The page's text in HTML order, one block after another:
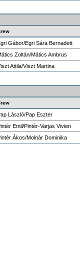
Gábor/Egri Sára Bernadett
Zoltán/Mátics Ambrus
Attila/Viszt Martina
László/Pap Eszter
Emil/Pintér-Varjas Vivien
Ákos/Molnár Dominika